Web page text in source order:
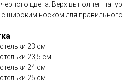
цвета. Верх выполнен
широким носком для
23 см
23,5 см
24 см
25 см